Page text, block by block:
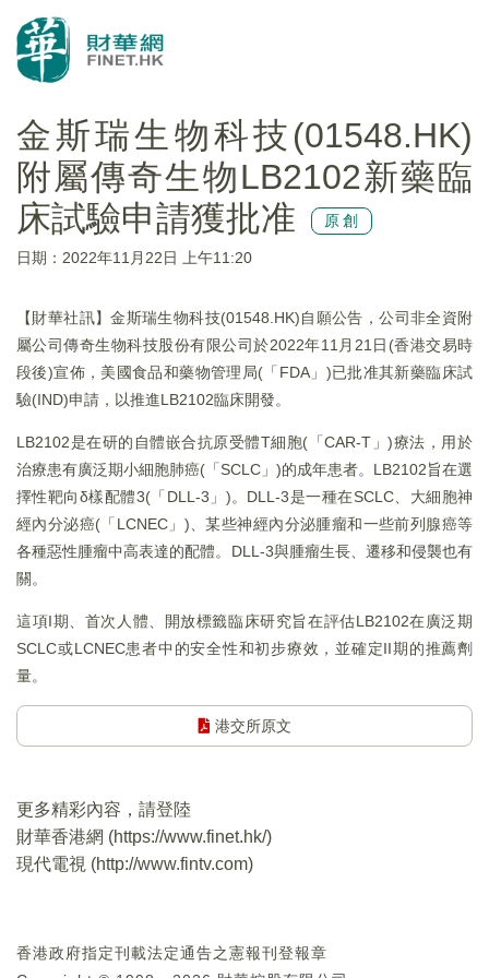
金斯瑞生物科技(01548.HK)
附屬傳奇生物LB2102新藥臨
床試驗申請獲批准
原創
日期：2022年11月22日 上午11:20
【財華社訊】金斯瑞生物科技(01548.HK)自願公告，公司非全資附
屬公司傳奇生物科技股份有限公司於2022年11月21日(香港交易時
段後)宣佈，美國食品和藥物管理局(「FDA」)已批准其新藥臨床試
驗(IND)申請，以推進LB2102臨床開發。
LB2102是在研的自體嵌合抗原受體T細胞(「CAR-T」)療法，用於
治療患有廣泛期小細胞肺癌(「SCLC」)的成年患者。LB2102旨在選
擇性靶向δ樣配體3(「DLL-3」)。DLL-3是一種在SCLC、大細胞神
經內分泌癌(「LCNEC」)、某些神經內分泌腫瘤和一些前列腺癌等
各種惡性腫瘤中高表達的配體。DLL-3與腫瘤生長、遷移和侵襲也有
關。
這項I期、首次人體、開放標籤臨床研究旨在評估LB2102在廣泛期
SCLC或LCNEC患者中的安全性和初步療效，並確定II期的推薦劑
量。
港交所原文
更多精彩內容，請登陸
財華香港網 (https://www.finet.hk/)
現代電視 (http://www.fintv.com)
香港政府指定刊載法定通告之憲報刊登報章